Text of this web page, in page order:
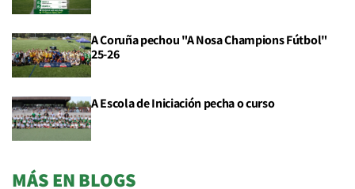
A Coruña pechou "A Nosa Champions Fútbol"
25-26
A Escola de Iniciación pecha o curso
MÁS EN BLOGS